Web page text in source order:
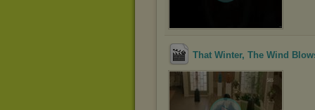
That Winter, The Wind